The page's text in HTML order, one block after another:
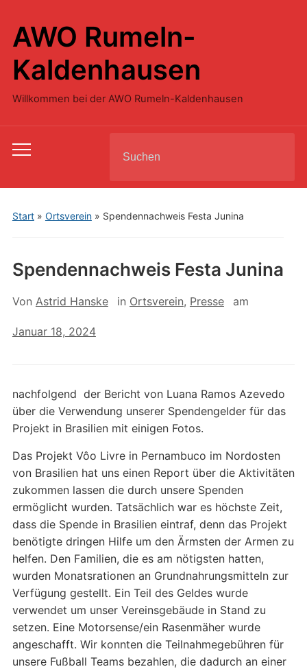
AWO Rumeln-
Kaldenhausen
Willkommen bei der AWO Rumeln-Kaldenhausen
Toggle
menu
for:
Start» Ortsverein» Spendennachweis Festa Junina
Spendennachweis Festa Junina
Von Astrid Hanske in Ortsverein, Presse am
Januar 18, 2024
nachfolgend der Bericht von Luana Ramos Azevedo
über die Verwendung unserer Spendengelder für das
Projekt in Brasilien mit einigen Fotos.
Das Projekt Vôo Livre in Pernambuco im Nordosten
von Brasilien hat uns einen Report über die Aktivitäten
zukommen lassen die durch unsere Spenden
ermöglicht wurden. Tatsächlich war es höchste Zeit,
dass die Spende in Brasilien eintraf, denn das Projekt
benötigte dringen Hilfe um den Ärmsten der Armen zu
helfen. Den Familien, die es am nötigsten hatten,
wurden Monatsrationen an Grundnahrungsmitteln zur
Verfügung gestellt. Ein Teil des Geldes wurde
verwendet um unser Vereinsgebäude in Stand zu
setzen. Eine Motorsense/ein Rasenmäher wurde
angeschafft. Wir konnten die Teilnahmegebühren für
unsere Fußball Teams bezahlen, die dadurch an einer